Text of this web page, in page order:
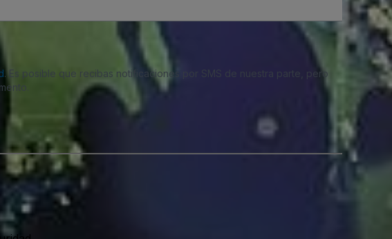
. Es posible que recibas notificaciones por SMS de nuestra parte, pero